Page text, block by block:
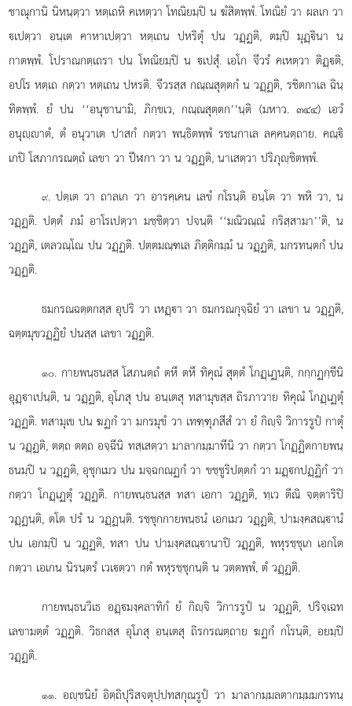
ชาณุกานิ นิหนฺตฺวา หตฺเถหิ คเหตฺวา โทณิยมฺปิ น ฆํสิตพฺพํ. โทณิยํ วา ผลเก วา
เปตฺวา อนฺเต คาหาเปตฺวา หตฺเถน ปหริตุํ ปน วฏฺฏติ, ตมฺปิ มุฏฺินา น
กาตพฺพํ. โปราณกตฺเถรา ปน โทณิยมฺปิ น เปสุํ. เอโก จีวรํ คเหตฺวา ติฏฺติ,
อปโร หตฺเถ กตฺวา หตฺเถน ปหรติ. จีวรสฺส กณฺณสุตฺตกํ น วฏฺฏติ, รชิตกาเล ฉินฺ
ทิตพฺพํ. ยํ ปน ‘‘อนุชานามิ, ภิกฺขเว, กณฺณสุตฺตก’’นฺติ (มหาว. ๓๔๔) เอวํ
อนุฺาตํ, ตํ อนุวาเต ปาสกํ กตฺวา พนฺธิตพฺพํ รชนกาเล ลคฺคนตฺถาย. คณฺิ
เกปิ โสภากรณตฺถํ เลขา วา ปีฬกา วา น วฏฺฏติ, นาเสตฺวา ปริภุฺชิตพฺพํ.
๙. ปตฺเต วา ถาลเก วา อารคฺเคน เลขํ กโรนฺติ อนฺโต วา พหิ วา, น
วฏฺฏติ. ปตฺตํ ภมํ อาโรเปตฺวา มชฺชิตฺวา ปจนฺติ ‘‘มณิวณฺณํ กริสฺสามา’’ติ, น
วฏฺฏติ, เตลวณฺโณ ปน วฏฺฏติ. ปตฺตมณฺฑเล ภิตฺติกมฺมํ น วฏฺฏติ, มกรทนฺตกํ ปน
วฏฺฏติ.
ธมกรณฉตฺตกสฺส อุปริ วา เหฏฺา วา ธมกรณกุจฺฉิยํ วา เลขา น วฏฺฏติ,
ฉตฺตมุขวฏฺฏิยํ ปนสฺส เลขา วฏฺฏติ.
๑๐. กายพนฺธนสฺส โสภนตฺถํ ตหึ ตหึ ทิคุณํ สุตฺตํ โกฏฺเฏนฺติ, กกฺกฏกฺขีนิ
อุฏฺาเปนฺติ, น วฏฺฏติ, อุโภสุ ปน อนฺเตสุ ทสามุขสฺส ถิรภาวาย ทิคุณํ โกฏฺเฏตุํ
วฏฺฏติ. ทสามุเข ปน ฆฏกํ วา มกรมุขํ วา เทฑฺฑุภสีสํ วา ยํ กิฺจิ วิการรูปํ กาตุํ
น วฏฺฏติ, ตตฺถ ตตฺถ อจฺฉีนิ ทสฺเสตฺวา มาลากมฺมาทีนิ วา กตฺวา โกฏฺฏิตกายพนฺ
ธนมฺปิ น วฏฺฏติ, อุชุกเมว ปน มจฺฉกณฺฏกํ วา ขชฺชูริปตฺตกํ วา มฏฺกปฏฺฏิกํ วา
กตฺวา โกฏฺเฏตุํ วฏฺฏติ. กายพนฺธนสฺส ทสา เอกา วฏฺฏติ, ทฺเว ตีณิ จตฺตาริปิ
วฏฺฏนฺติ, ตโต ปรํ น วฏฺฏนฺติ. รชฺชุกกายพนฺธนํ เอกเมว วฏฺฏติ, ปามงฺคสณฺานํ
ปน เอกมฺปิ น วฏฺฏติ, ทสา ปน ปามงฺคสณฺานาปิ วฏฺฏติ, พหุรชฺชุเก เอกโต
กตฺวา เอเกน นิรนฺตรํ เวเตฺวา กตํ พหุรชฺชุกนฺติ น วตฺตพฺพํ, ตํ วฏฺฏติ.
กายพนฺธนวิเธ อฏฺมงฺคลาทิกํ ยํ กิฺจิ วิการรูปํ น วฏฺฏติ, ปริจฺเฉท
เลขามตฺตํ วฏฺฏติ. วิธกสฺส อุโภสุ อนฺเตสุ ถิรกรณตฺถาย ฆฏกํ กโรนฺติ, อยมฺปิ
วฏฺฏติ.
๑๑. อฺชนิยํ อิตฺถิปุริสจตุปฺปทสกุณรูปํ วา มาลากมฺมลตากมฺมมกรทนฺ